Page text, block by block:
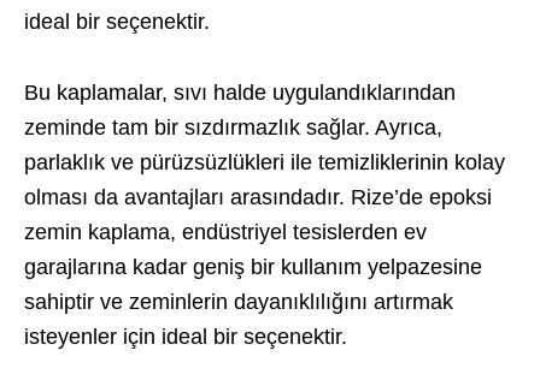
ideal bir seçenektir.
Bu kaplamalar, sıvı halde uygulandıklarından
zeminde tam bir sızdırmazlık sağlar. Ayrıca,
parlaklık ve pürüzsüzlükleri ile temizliklerinin kolay
olması da avantajları arasındadır. Rize’de epoksi
zemin kaplama, endüstriyel tesislerden ev
garajlarına kadar geniş bir kullanım yelpazesine
sahiptir ve zeminlerin dayanıklılığını artırmak
isteyenler için ideal bir seçenektir.